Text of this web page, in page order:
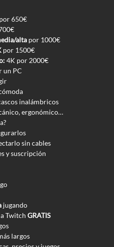
por 650€
alta por 1000€
por 1500€
4K por 2000€
un PC
inalámbricos
ergonómico…
sin cables
y suscripción
jugando
Twitch GRATIS
largos